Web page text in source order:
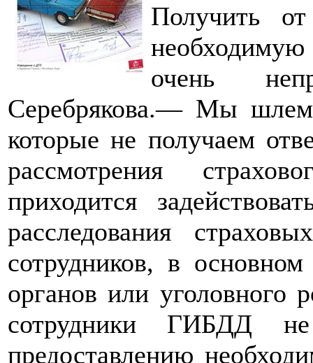
Получить от
очень
Серебрякова.— Мы
которые не получаем
рассмотрения
приходится
расследования
сотрудников, в
органов или уголовного
сотрудники ГИБДД
предоставлению